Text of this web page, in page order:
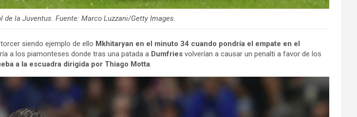
de la Juventus. Fuente: Marco Luzzani/Getty Images.
siendo ejemplo de ello Mkhitaryan en el minuto 34 cuando pondría el empate en el
a los piamonteses donde tras una patada a Dumfries volverían a causar un penalti a favor de los
a la escuadra dirigida por Thiago Motta.